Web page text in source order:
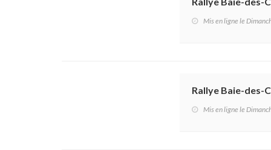
Mis en ligne le
Rallye Baie-des-
Mis en ligne le